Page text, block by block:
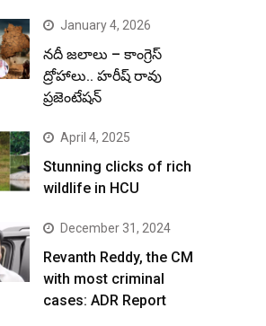
January 4, 2026
నదీ జలాలు – కాంగ్రెస్
ద్రోహాలు.. హరీష్ రావు
ప్రజెంటేషన్
April 4, 2025
Stunning clicks of rich
wildlife in HCU
December 31, 2024
Revanth Reddy, the CM
with most criminal
cases: ADR Report